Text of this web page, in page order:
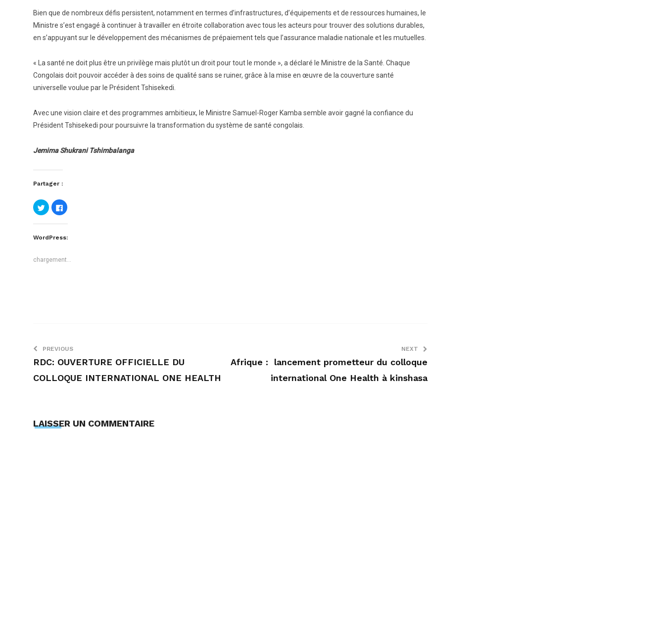
Bien que de nombreux défis persistent, notamment en termes d’infrastructures, d’équipements et de ressources humaines, le
Ministre s’est engagé à continuer à travailler en étroite collaboration avec tous les acteurs pour trouver des solutions durables,
en s’appuyant sur le développement des mécanismes de prépaiement tels que l’assurance maladie nationale et les mutuelles.
« La santé ne doit plus être un privilège mais plutôt un droit pour tout le monde », a déclaré le Ministre de la Santé. Chaque
Congolais doit pouvoir accéder à des soins de qualité sans se ruiner, grâce à la mise en œuvre de la couverture santé
universelle voulue par le Président Tshisekedi.
Avec une vision claire et des programmes ambitieux, le Ministre Samuel-Roger Kamba semble avoir gagné la confiance du
Président Tshisekedi pour poursuivre la transformation du système de santé congolais.
Jemima Shukrani Tshimbalanga
Partager :
Cliquez
pour
partager
sur
dans
une
Cliquez
pour
sur
dans
une
WordPress:
chargement…
PREVIOUS
RDC: OUVERTURE OFFICIELLE DU
COLLOQUE INTERNATIONAL ONE HEALTH
NEXT
Afrique : lancement prometteur du colloque
international One Health à kinshasa
LAISSER UN COMMENTAIRE